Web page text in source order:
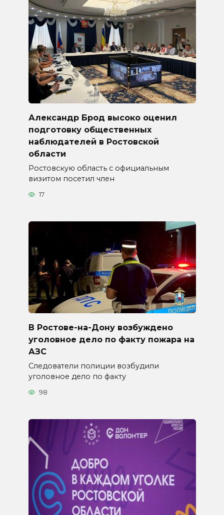
Александр Брод высоко оценил
подготовку общественных
наблюдателей в Ростовской
области
Ростовскую область с официальным
визитом посетил член
17
В Ростове-на-Дону возбуждено
уголовное дело по факту пожара на
АЗС
Следователи полиции возбудили
уголовное дело по факту
98